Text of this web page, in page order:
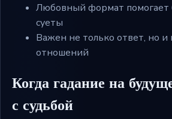
Любовный формат помогает
суеты
Важен не только ответ, но и
отношений
Когда гадание на
с судьбой